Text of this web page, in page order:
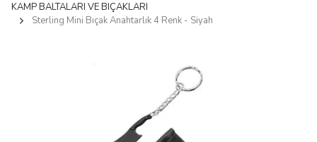
KAMP BALTALARI VE BIÇAKLARI
Sterling Mini Bıçak Anahtarlık 4 Renk - Siyah